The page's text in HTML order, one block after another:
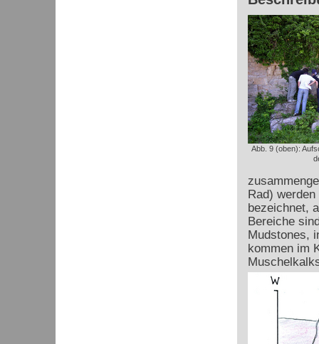
Abb. 9 (oben):
Rad)
bezeichnet,
Bereiche
Mudstones,
kommen im